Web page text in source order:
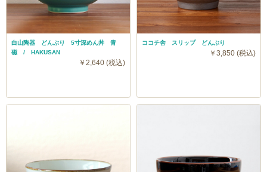
白山陶器 どんぶり 5寸深めん丼 青
磁 / HAKUSAN
￥2,640 (税込)
ココチ舎 スリップ どんぶり
￥3,850 (税込)